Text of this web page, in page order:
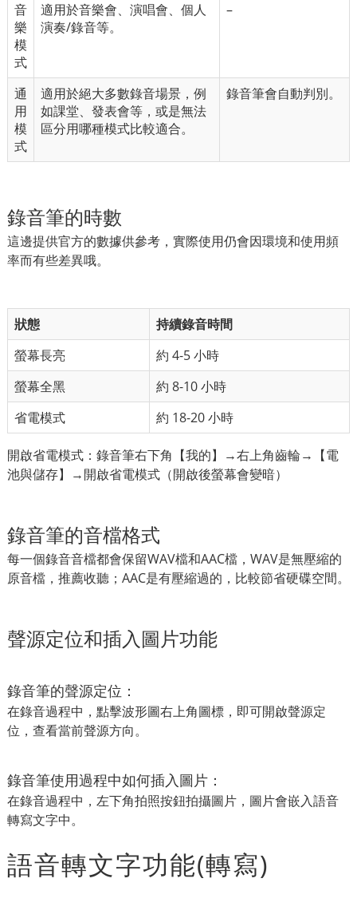
音
樂
模
式
適用於音樂會、演唱會、個人
演奏/錄音等。
–
通
用
模
式
適用於絕大多數錄音場景，例
如課堂、發表會等，或是無法
區分用哪種模式比較適合。
錄音筆會自動判別。
錄音筆的時數
這邊提供官方的數據供參考，實際使用仍會因環境和使用頻
率而有些差異哦。
狀態
持續錄音時間
螢幕長亮
約 4-5 小時
螢幕全黑
約 8-10 小時
省電模式
約 18-20 小時
開啟省電模式：錄音筆右下角【我的】→右上角齒輪→【電
池與儲存】→開啟省電模式（開啟後螢幕會變暗）
錄音筆的音檔格式
每一個錄音音檔都會保留WAV檔和AAC檔，WAV是無壓縮的
原音檔，推薦收聽；AAC是有壓縮過的，比較節省硬碟空間。
聲源定位和插入圖片功能
錄音筆的聲源定位：
在錄音過程中，點擊波形圖右上角圖標，即可開啟聲源定
位，查看當前聲源方向。
錄音筆使用過程中如何插入圖片：
在錄音過程中，左下角拍照按鈕拍攝圖片，圖片會嵌入語音
轉寫文字中。
語音轉文字功能(轉寫)